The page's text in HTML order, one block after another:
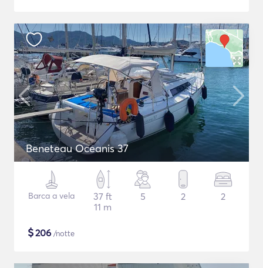
Beneteau Oceanis 37
Barca a vela
37 ft
11 m
5 2 2
$206 /notte